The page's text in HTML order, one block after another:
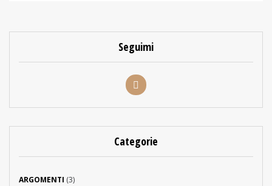
Seguimi
Categorie
ARGOMENTI (3)